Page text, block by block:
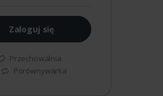
Zaloguj się
Przechowalnia
Porównywarka